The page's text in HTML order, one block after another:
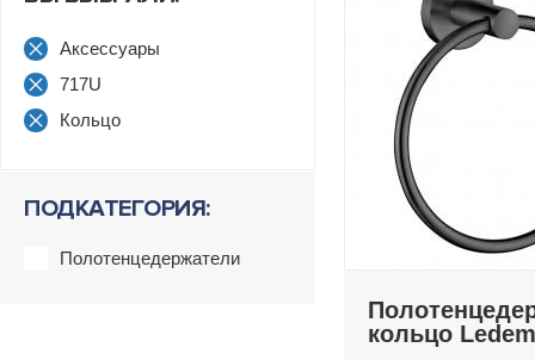
Аксессуары
717U
Кольцо
ПОДКАТЕГОРИЯ:
Полотенцедержатели
кольцо